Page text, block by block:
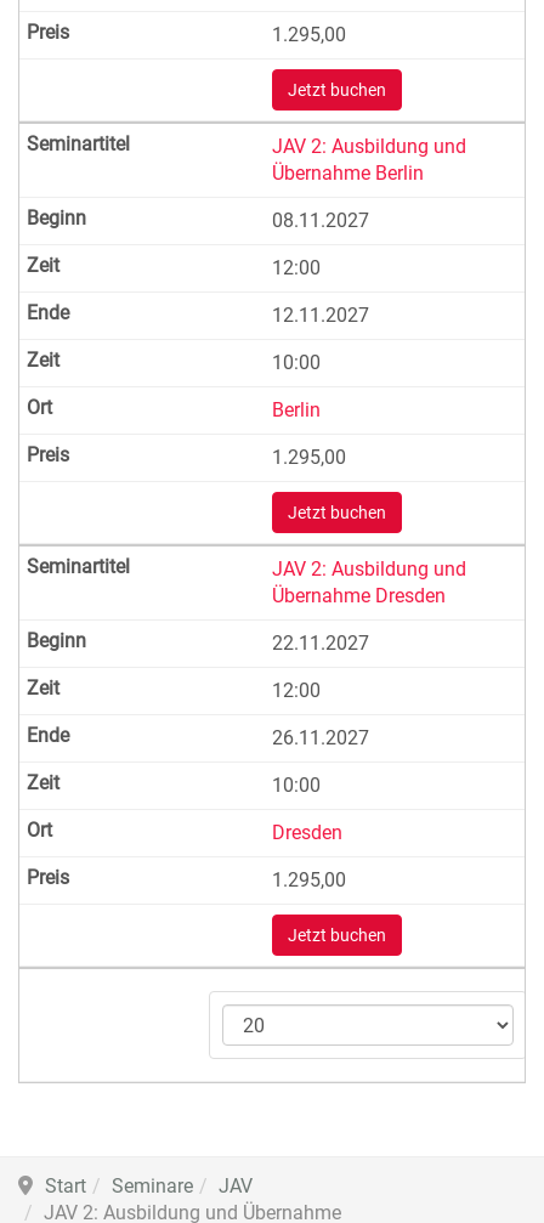
1.295,00
Jetzt buchen
JAV 2: Ausbildung und
Übernahme Berlin
08.11.2027
12:00
12.11.2027
10:00
Berlin
1.295,00
Jetzt buchen
JAV 2: Ausbildung und
Übernahme Dresden
22.11.2027
12:00
26.11.2027
10:00
Dresden
1.295,00
Jetzt buchen
Start Seminare
JAV
JAV 2: Ausbildung und Übernahme